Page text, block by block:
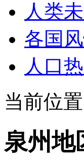
人类
各国
人口
当前位置
泉州地